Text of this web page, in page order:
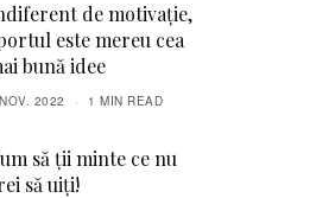
de motivaţie,
este mereu cea
bună idee
2022 1 MIN READ
să ții minte ce nu
să uiți!